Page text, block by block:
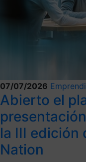
07/07/2026
Abierto el
la III edición
Nation